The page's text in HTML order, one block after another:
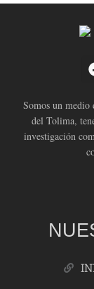
Somos un medio
del Tolima,
investigación